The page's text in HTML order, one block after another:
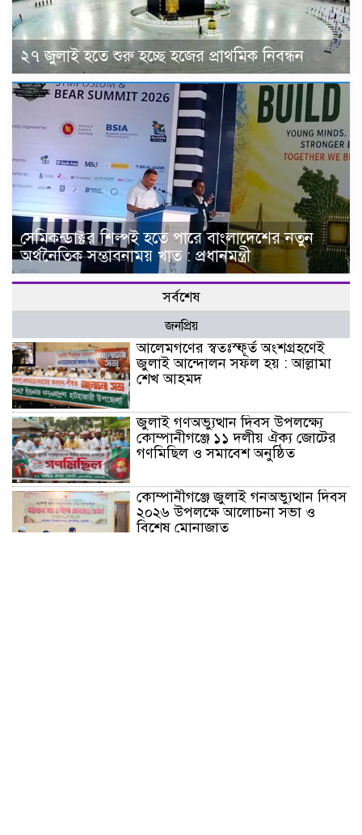
২৭ জুলাই হতে শুরু হচ্ছে হজের প্রাথমিক নিবন্ধন
সেমিকন্ডাক্টর শিল্পই হতে পারে বাংলাদেশের নতুন
অর্থনৈতিক সম্ভাবনাময় খাত : প্রধানমন্ত্রী
সর্বশেষ
জনপ্রিয়
আলেমগণের স্বতঃস্ফূর্ত অংশগ্রহণেই
জুলাই আন্দোলন সফল হয় : আল্লামা
শেখ আহমদ
জুলাই গণঅভ্যুত্থান দিবস উপলক্ষ্যে
কোম্পানীগঞ্জে ১১ দলীয় ঐক্য জোটের
গণমিছিল ও সমাবেশ অনুষ্ঠিত
কোম্পানীগঞ্জে জুলাই গনঅভ্যুত্থান দিবস
২০২৬ উপলক্ষে আলোচনা সভা ও
বিশেষ মোনাজাত